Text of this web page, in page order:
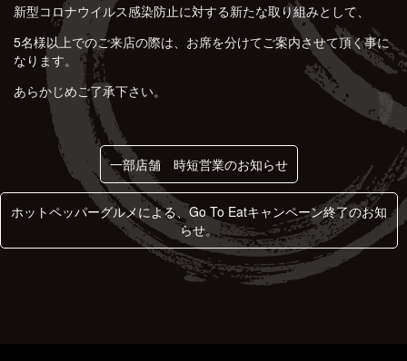
新型コロナウイルス感染防止に対する新たな取り組みとして、
5名様以上でのご来店の際は、お席を分けてご案内させて頂く事に
なります。
あらかじめご了承下さい。
一部店舗 時短営業のお知らせ
ホットペッパーグルメによる、Go To Eatキャンペーン終了のお知
らせ。